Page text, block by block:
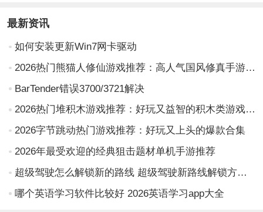
最新资讯
如何安装更新Win7网卡驱动
2026热门熊猫人修仙游戏推荐：高人气国风修真手游盘点
BarTender错误3700/3721解决
2026热门堆积木游戏推荐：好玩又益智的积木类游戏合集
2026字节跳动热门游戏推荐：好玩又上头的爆款合集
2026年最受欢迎的经典狙击题材单机手游推荐
超级驾驶怎么解锁新的路线 超级驾驶新路线解锁方法一览
哪个英语学习软件比较好 2026英语学习app大全